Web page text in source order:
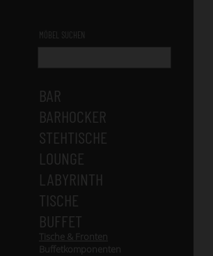
MÖBEL SUCHEN
BAR
BARHOCKER
STEHTISCHE
LOUNGE
LABYRINTH
TISCHE
BUFFET
Tische & Fronten
Buffetkomponenten